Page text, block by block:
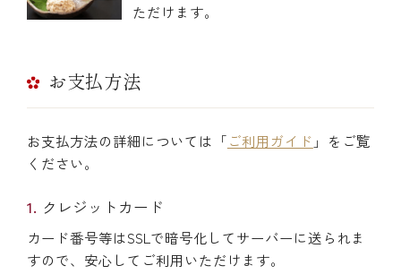
ただけます。
お支払方法
お支払方法の詳細については「ご利用ガイド 」をご覧
ください。
クレジットカード
カード番号等はSSLで暗号化してサーバーに送られま
すので、安心してご利用いただけます。